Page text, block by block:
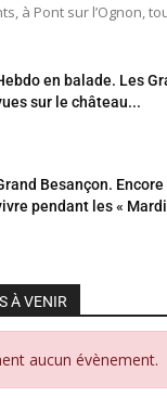
à Pont sur l’Ognon,
en balade. Les
sur le château...
Besançon.
pendant les «
À VENIR
aucun évènement.